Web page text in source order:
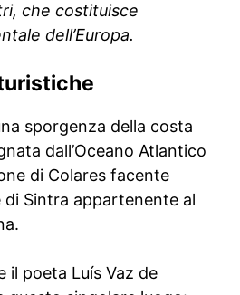
che costituisce
dell’Europa.
sporgenza della costa
dall’Oceano Atlantico
di Colares facente
Sintra appartenente al
il poeta Luís Vaz de